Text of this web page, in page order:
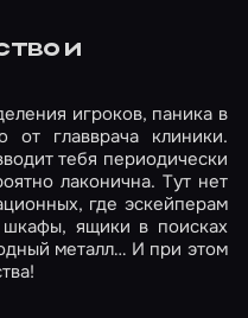
и
игроков, паника в
главврача клиники.
тебя периодически
лаконична. Тут нет
где эскейперам
шкафы, ящики в поисках
металл… И при этом